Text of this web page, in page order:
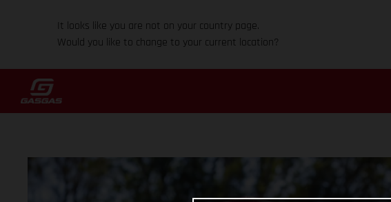
It looks like you are not on your country page.
Would you like to change to your current location?